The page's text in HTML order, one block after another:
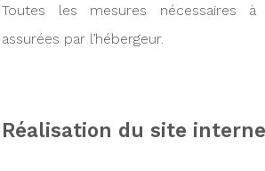
Toutes les mesures nécessaires
assurées par l’hébergeur.
Réalisation du site